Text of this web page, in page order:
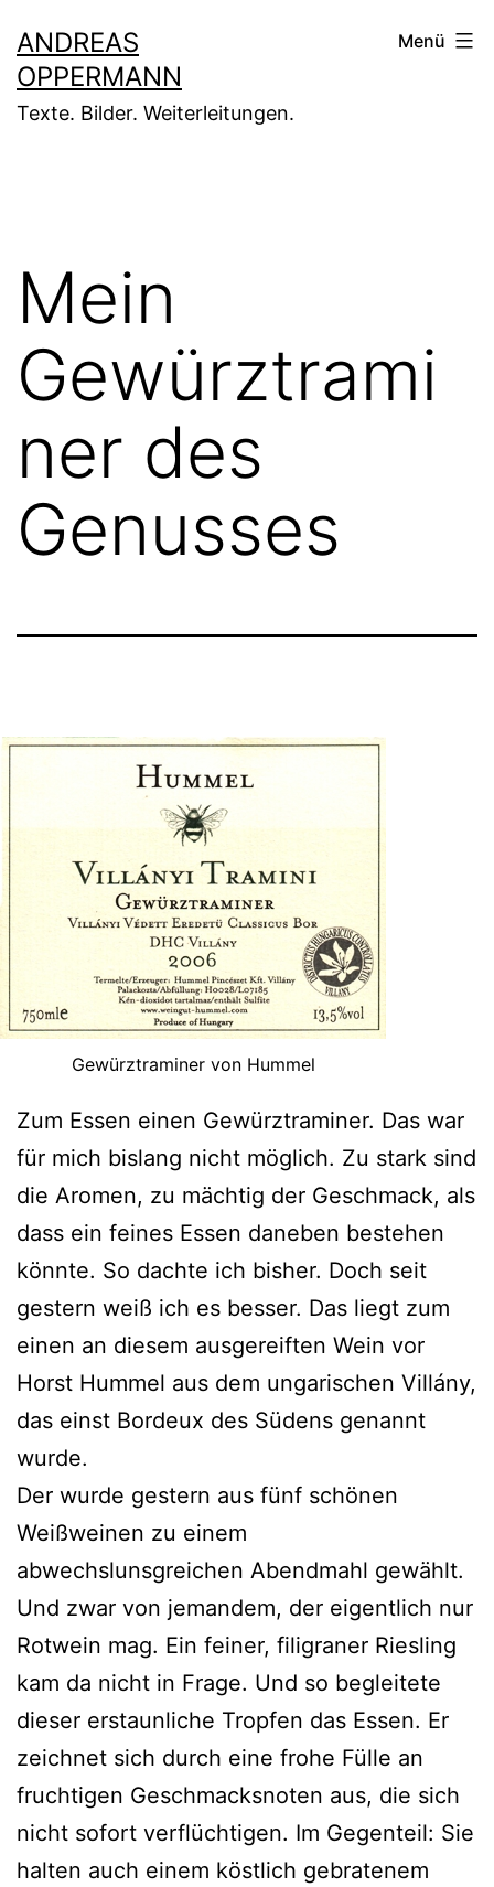
Inhalt
springen
ANDREAS
OPPERMANN
Texte. Bilder. Weiterleitungen.
Menü
Mein
Gewürztrami
ner des
Genusses
Gewürztraminer von Hummel
Zum Essen einen Gewürztraminer. Das war
für mich bislang nicht möglich. Zu stark sind
die Aromen, zu mächtig der Geschmack, als
dass ein feines Essen daneben bestehen
könnte. So dachte ich bisher. Doch seit
gestern weiß ich es besser. Das liegt zum
einen an diesem ausgereiften Wein vor
Horst Hummel aus dem ungarischen Villány,
das einst Bordeux des Südens genannt
wurde.
Der wurde gestern aus fünf schönen
Weißweinen zu einem
abwechslunsgreichen Abendmahl gewählt.
Und zwar von jemandem, der eigentlich nur
Rotwein mag. Ein feiner, filigraner Riesling
kam da nicht in Frage. Und so begleitete
dieser erstaunliche Tropfen das Essen. Er
zeichnet sich durch eine frohe Fülle an
fruchtigen Geschmacksnoten aus, die sich
nicht sofort verflüchtigen. Im Gegenteil: Sie
halten auch einem köstlich gebratenem